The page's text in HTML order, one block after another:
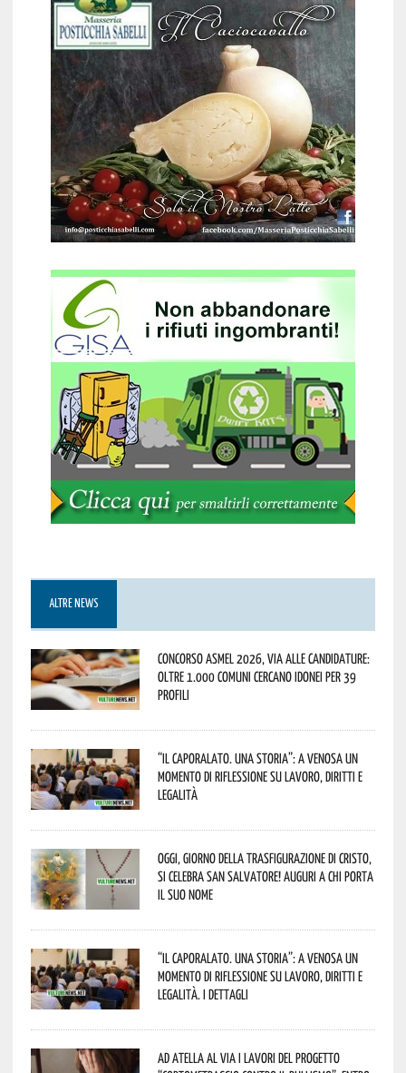
ALTRE NEWS
Concorso Asmel 2026, via alle candidature:
oltre 1.000 Comuni cercano idonei per 39
profili
“Il caporalato. Una storia”: a Venosa un
momento di riflessione su lavoro, diritti e
legalità
Oggi, giorno della Trasfigurazione di Cristo,
si celebra San Salvatore! Auguri a chi porta
il suo nome
“Il caporalato. Una storia”: a Venosa un
momento di riflessione su lavoro, diritti e
legalità. I dettagli
Ad Atella al via i lavori del progetto